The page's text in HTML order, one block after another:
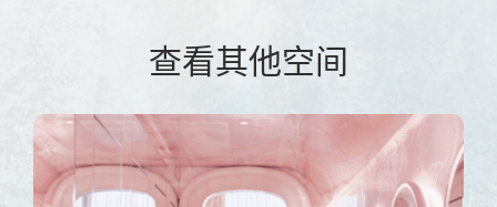
查看其他空间